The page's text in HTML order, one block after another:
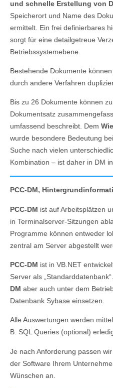
und schnelle Erstellung von
Speicherort und Name des
ermittelt. Ein frei definierbares
sorgt für eine detailgetreue
Betriebssystemebene.
Bestehende Dokumente
durch andere Verfahren
Bis zu 26 Dokumente können
Dokumentsatz
umfassend beschreibt. Dem
wurde besondere Bedeutung
Suche nach vielen
Kombination – ist daher in DM
PCC-DM,
PCC-DM ist auf Arbeitsplätzen
in Terminalserver-Sitzungen
Programme können entweder
zentral am Server abgestellt
PCC-DM ist in VB.NET
Server als
DM aber auch unter dem
Datenbank Sybase einsetzen.
Alle Auswertungen werden
B. SQL Queries (optional)
Je nach Anforderung passen
der Software Ihrem
Wünschen an.